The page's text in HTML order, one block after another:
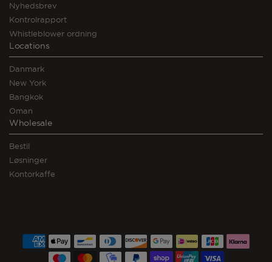
Nyhedsbrev
Kontrolrapport
Whistleblower ordning
Locations
Danmark
New York
Bangkok
Oman
Wholesale
Bestil
Løsninger
Kontorkaffe
Betalingsmetoder